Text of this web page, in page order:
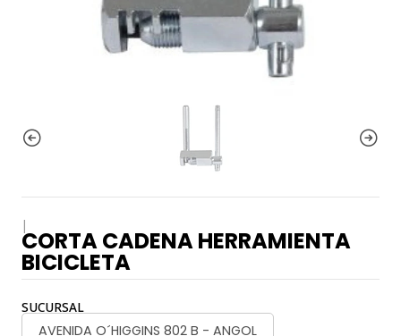
|
CORTA CADENA HERRAMIENTA
BICICLETA
SUCURSAL
AVENIDA O´HIGGINS 802 B - ANGOL